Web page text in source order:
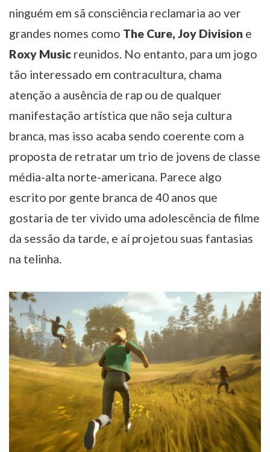
ninguém em sã consciência reclamaria ao ver
grandes nomes como The Cure, Joy Division e
Roxy Music reunidos. No entanto, para um jogo
tão interessado em contracultura, chama
atenção a ausência de rap ou de qualquer
manifestação artística que não seja cultura
branca, mas isso acaba sendo coerente com a
proposta de retratar um trio de jovens de classe
média-alta norte-americana. Parece algo
escrito por gente branca de 40 anos que
gostaria de ter vivido uma adolescência de filme
da sessão da tarde, e aí projetou suas fantasias
na telinha.